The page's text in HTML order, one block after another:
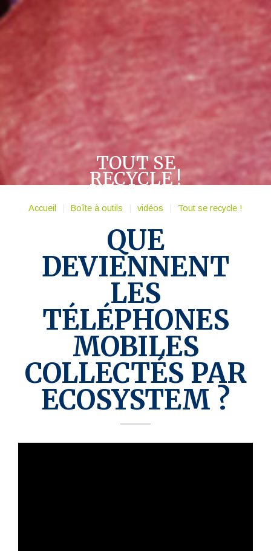
TOUT SE
RECYCLE !
Accueil Boîte à outils vidéos Tout se recycle !
QUE
DEVIENNENT
LES
TÉLÉPHONES
MOBILES
COLLECTÉS PAR
ECOSYSTEM ?